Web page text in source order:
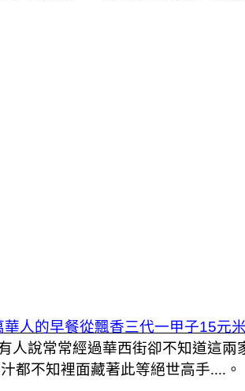
人的早餐從飄香三代一甲子15元
人說常常經過華西街卻不知道這
都不知裡面藏著此等絕世高手....。